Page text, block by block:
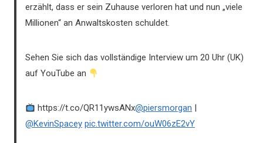
erzählt, dass er sein Zuhause verloren hat und nun „viele
Millionen“ an Anwaltskosten schuldet.
Sehen Sie sich das vollständige Interview um 20 Uhr (UK)
auf YouTube an
https://t.co/QR11ywsANx@piersmorgan |
@KevinSpacey pic.twitter.com/ouW06zE2vY